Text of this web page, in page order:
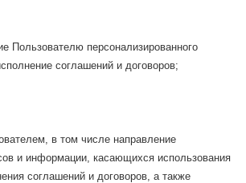
Пользователю персонализированного
соглашений и договоров;
в том числе направление
и информации, касающихся использования
соглашений и договоров, а также